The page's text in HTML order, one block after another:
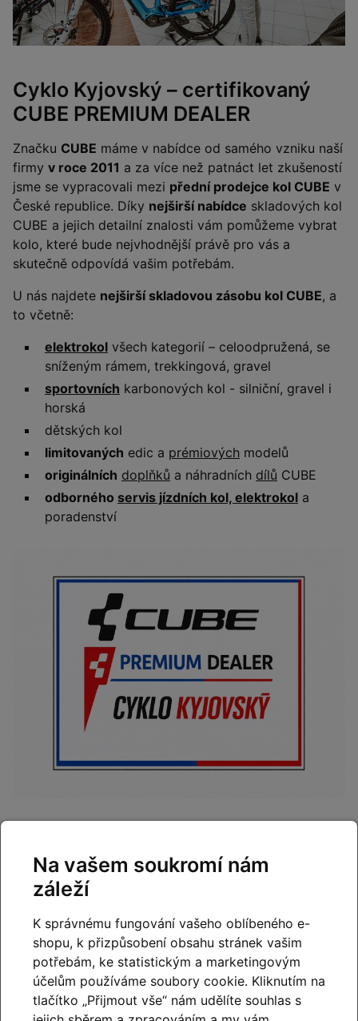
Cyklo Kyjovský – certifikovaný
CUBE PREMIUM DEALER
Značku CUBE máme v nabídce od samého vzniku naší
firmy v roce 2011 a za více než patnáct let zkušeností
jsme se vypracovali mezi přední prodejce kol CUBE v
České republice. Díky nejširší nabídce skladových kol
CUBE a jejich detailní znalosti vám pomůžeme vybrat
kolo, které bude nejvhodnější právě pro vás a
skutečně odpovídá vašim potřebám.
U nás najdete nejširší skladovou zásobu kol CUBE, a
to včetně:
elektrokol všech kategorií – celoodpružená, se
sníženým rámem, trekkingová, gravel
sportovních karbonových kol - silniční, gravel i
horská
dětských kol
limitovaných edic a prémiových modelů
originálních doplňků a náhradních dílů CUBE
odborného servis jízdních kol, elektrokol a
poradenství
Tato značka byla založena v roce 1993 v bavorské
části Německa v městečku Waldershof nedaleko
českých hranic. Zakladatel značky
CUBE
Marcus
Pürner začal montovat první kola v prostorách o
velikosti pouhých 50 m². Díky neutuchající touze
nabízet kvalitní kola za dostupné ceny a s důrazem na
inovace a moderní technologie, se rychle stala lídrem
mezi evropskými značkami. Současná roční produkce
Na vašem soukromí nám
záleží
K správnému fungování vašeho oblíbeného e-
shopu, k přizpůsobení obsahu stránek vašim
potřebám, ke statistickým a marketingovým
účelům používáme soubory cookie. Kliknutím na
tlačítko „Přijmout vše“ nám udělíte souhlas s